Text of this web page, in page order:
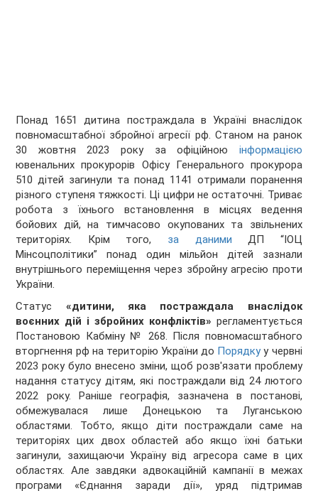
Понад 1651 дитина постраждала в Україні внаслідок
повномасштабної збройної агресії рф. Станом на ранок
30 жовтня 2023 року за офіційною інформацією
ювенальних прокурорів Офісу Генерального прокурора
510 дітей загинули та понад 1141 отримали поранення
різного ступеня тяжкості. Ці цифри не остаточні. Триває
робота з їхнього встановлення в місцях ведення
бойових дій, на тимчасово окупованих та звільнених
територіях. Крім того, за даними ДП “ІОЦ
Мінсоцполітики” понад один мільйон дітей зазнали
внутрішнього переміщення через збройну агресію проти
України.
Статус «дитини, яка постраждала внаслідок
воєнних дій і збройних конфліктів» регламентується
Постановою Кабміну № 268. Після повномасштабного
вторгнення рф на територію України до Порядкуу червні
2023 року було внесено зміни, щоб розв'язати проблему
надання статусу дітям, які постраждали від 24 лютого
2022 року. Раніше географія, зазначена в постанові,
обмежувалася лише Донецькою та Луганською
областями. Тобто, якщо діти постраждали саме на
територіях цих двох областей або якщо їхні батьки
загинули, захищаючи Україну від агресора саме в цих
областях. Але завдяки адвокаційній кампанії в межах
програми «Єднання заради дії», уряд підтримав